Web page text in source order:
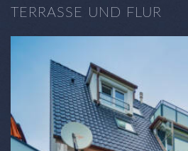
TERRASSE UND FLUR